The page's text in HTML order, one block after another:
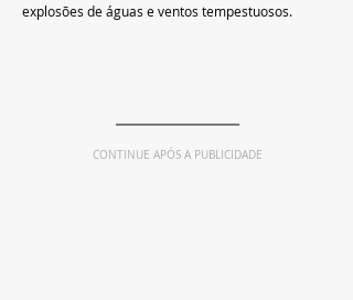
explosões de águas e ventos tempestuosos.
CONTINUE APÓS A PUBLICIDADE